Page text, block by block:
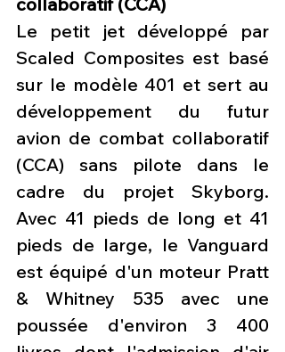
Le petit jet développé par
Scaled Composites est basé
sur le modèle 401 et sert au
développement du futur
avion de combat collaboratif
(CCA) sans pilote dans le
cadre du projet Skyborg.
Avec 41 pieds de long et 41
pieds de large, le Vanguard
est équipé d'un moteur Pratt
& Whitney 535 avec une
poussée d'environ 3 400